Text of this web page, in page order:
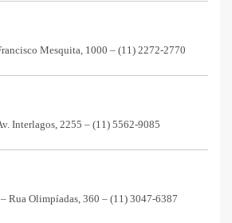
Mesquita, 1000 – (11) 2272-2770
Interlagos, 2255 – (11) 5562-9085
Rua Olimpíadas, 360 – (11) 3047-6387